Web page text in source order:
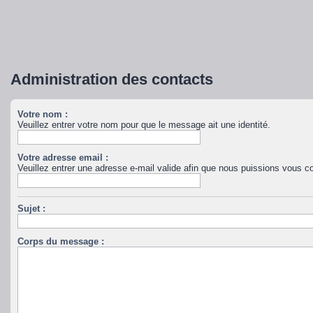
Administration des contacts
Votre nom :
Veuillez entrer votre nom pour que le message ait une identité.
Votre adresse email :
Veuillez entrer une adresse e-mail valide afin que nous puissions vous
Sujet :
Corps du message :